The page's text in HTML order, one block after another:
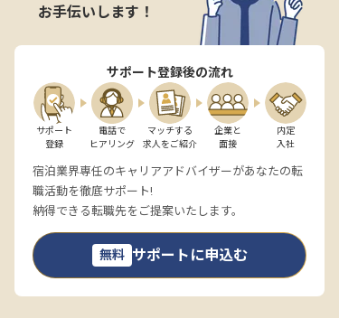
お手伝いします！
サポート登録後の流れ
サポート
登録
電話で
ヒアリング
マッチする
求人をご紹介
企業と
面接
内定
入社
宿泊業界専任のキャリアアドバイザーがあなたの転
職活動を徹底サポート!
納得できる転職先をご提案いたします。
無料 サポートに申込む